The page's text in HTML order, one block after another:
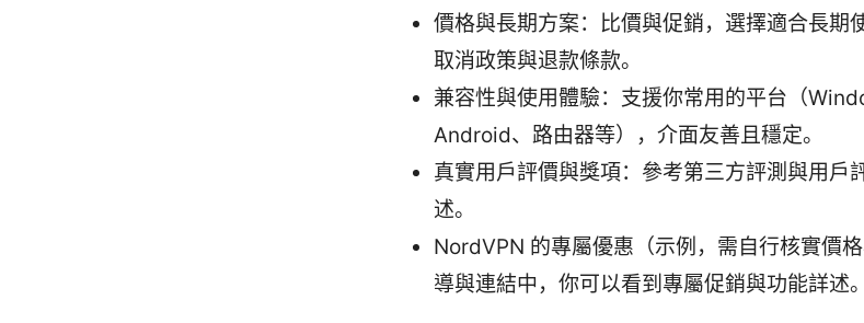
價格與長期方案：比價與促銷，選擇適合長期
取消政策與退款條款。
兼容性與使用體驗：支援你常用的平台（
Android、路由器等），介面友善且穩定。
真實用戶評價與獎項：參考第三方評測與用戶
述。
NordVPN 的專屬優惠（示例，需自行核實價
導與連結中，你可以看到專屬促銷與功能詳述。